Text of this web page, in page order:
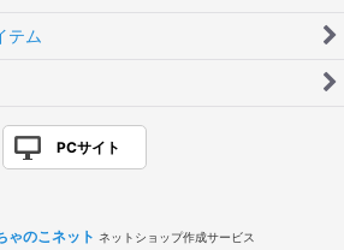
テム
PCサイト
ゃのこネット ネットショップ作成サービス